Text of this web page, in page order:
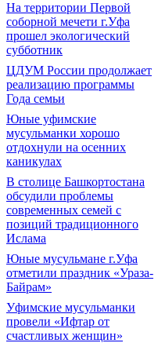
На территории Первой
соборной мечети г.Уфа
прошел экологический
субботник
ЦДУМ России продолжает
реализацию программы
Года семьи
Юные уфимские
мусульманки хорошо
отдохнули на осенних
каникулах
В столице Башкортостана
обсудили проблемы
современных семей с
позиций традиционного
Ислама
Юные мусульмане г.Уфа
отметили праздник «Ураза-
Байрам»
Уфимские мусульманки
провели «Ифтар от
счастливых женщин»